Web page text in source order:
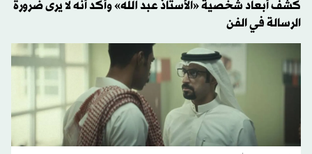
كشف أبعاد شخصية «الأستاذ عبد الله» وأكد أنه لا يرى ضرورة
الرسالة في الفن